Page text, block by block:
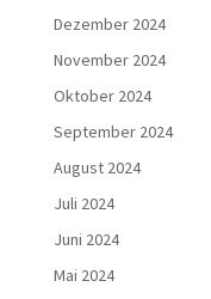
Dezember 2024
November 2024
Oktober 2024
September 2024
August 2024
Juli 2024
Juni 2024
Mai 2024